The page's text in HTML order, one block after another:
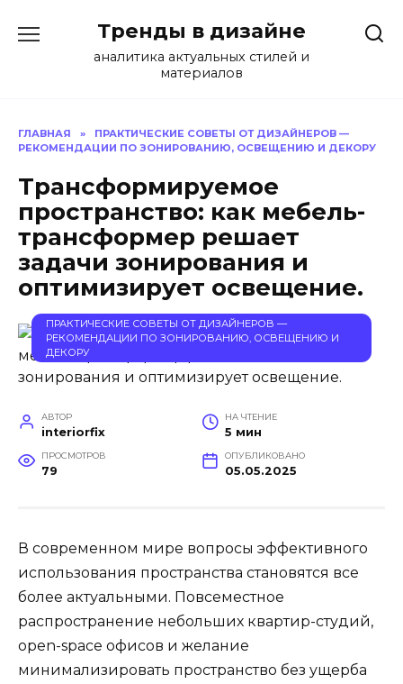
содержанию
Тренды в дизайне
аналитика актуальных стилей и
материалов
ГЛАВНАЯ »
ПРАКТИЧЕСКИЕ СОВЕТЫ ОТ ДИЗАЙНЕРОВ —
РЕКОМЕНДАЦИИ ПО ЗОНИРОВАНИЮ, ОСВЕЩЕНИЮ И ДЕКОРУ
Трансформируемое
пространство: как мебель-
трансформер решает
задачи зонирования и
оптимизирует освещение.
ПРАКТИЧЕСКИЕ СОВЕТЫ ОТ ДИЗАЙНЕРОВ —
РЕКОМЕНДАЦИИ ПО ЗОНИРОВАНИЮ, ОСВЕЩЕНИЮ И
ДЕКОРУ
АВТОР
interiorfix
НА ЧТЕНИЕ
5 мин
ПРОСМОТРОВ
79
ОПУБЛИКОВАНО
05.05.2025
В современном мире вопросы эффективного
использования пространства становятся все
более актуальными. Повсеместное
распространение небольших квартир-студий,
open-space офисов и желание
минимализировать пространство без ущерба